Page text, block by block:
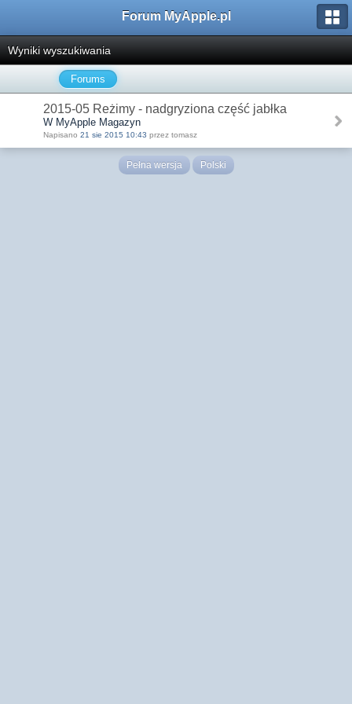
Forum MyApple.pl
Wyniki wyszukiwania
Forums
2015-05 Reżimy - nadgryziona część jabłka
W MyApple Magazyn
Napisano 21 sie 2015 10:43 przez tomasz
Pełna wersja Polski